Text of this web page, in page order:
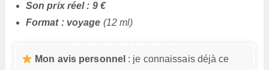
Son prix réel : 9 €
Format : voyage (12 ml)
Mon avis personnel : je connaissais déjà ce